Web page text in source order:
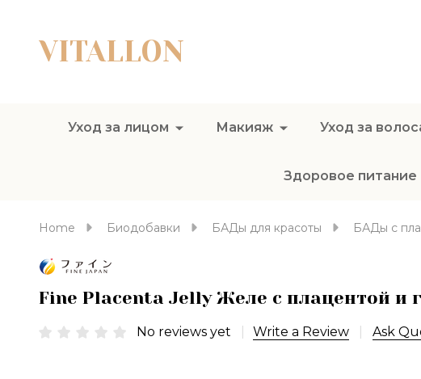
VITALLON
Уход за лицом Макияж Уход за
Здоровое питание
Home Биодобавки БАДы для красоты БАДы с
Fine Placenta Jelly Желе с плацентой и
No reviews yet Write a Review Ask